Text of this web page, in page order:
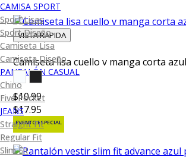
CAMISA SPORT
Sport Lisas
Sport Diseño
Camiseta Lisa
Camiseta Diseño
PANTALÓN CASUAL
Chino
Five Pocket
JEANS
Straight Fit
Regular Fit
Slim Fit
VISTA RAPIDA
Camiseta lisa cuello v manga corta
$10.99
$17.95
EVENTO ESPECIAL